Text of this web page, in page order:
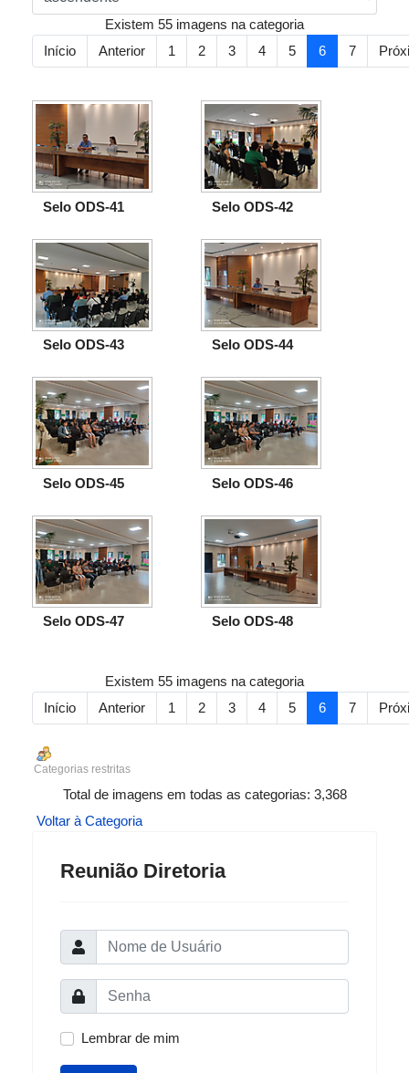
Existem 55 imagens na categoria
Início
Anterior 1 2 3 4 5 6 7
Selo ODS-41 Selo ODS-42
Selo ODS-43 Selo ODS-44
Selo ODS-45 Selo ODS-46
Selo ODS-47 Selo ODS-48
Existem 55 imagens na categoria
Início
Anterior 1 2 3 4 5 6 7
Categorias restritas
Total de imagens em todas as categorias: 3,368
Voltar à Categoria
Reunião Diretoria
Lembrar de mim